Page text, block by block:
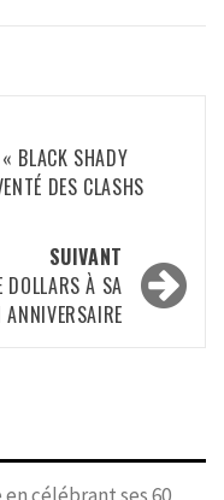
BLACK SHADY
DES CLASHS
SUIVANT
DOLLARS À SA